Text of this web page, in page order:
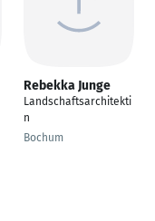
Rebekka Junge
Landschaftsarchitekti
n
Bochum